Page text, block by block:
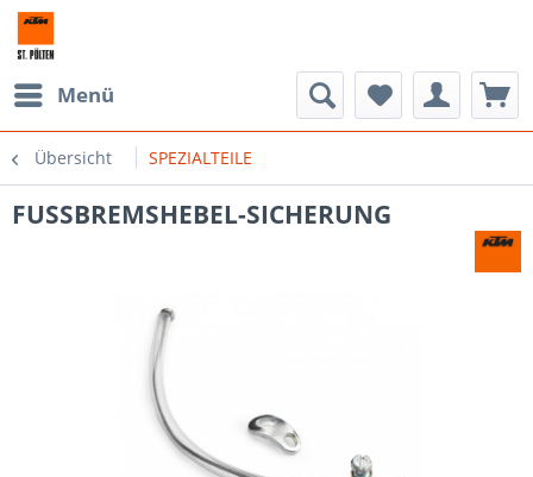
Menü
Übersicht SPEZIALTEILE
FUSSBREMSHEBEL-SICHERUNG